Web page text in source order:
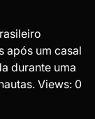
após um casal
durante uma
Views: 0